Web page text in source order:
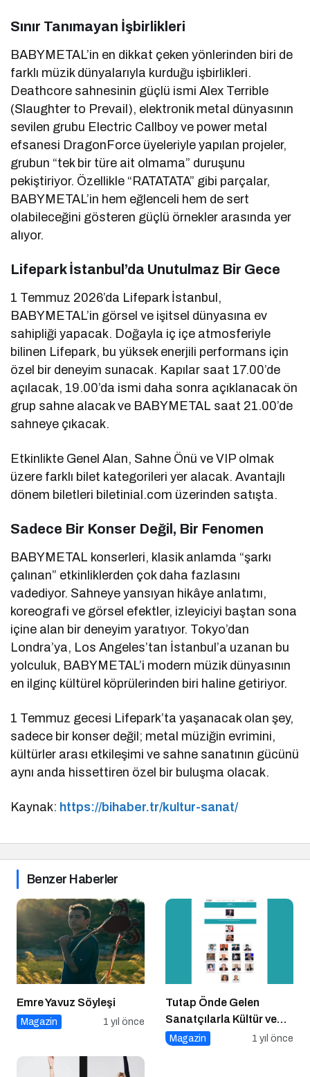
Sınır Tanımayan İşbirlikleri
BABYMETAL’in en dikkat çeken yönlerinden biri de
farklı müzik dünyalarıyla kurduğu işbirlikleri.
Deathcore sahnesinin güçlü ismi Alex Terrible
(Slaughter to Prevail), elektronik metal dünyasının
sevilen grubu Electric Callboy ve power metal
efsanesi DragonForce üyeleriyle yapılan projeler,
grubun “tek bir türe ait olmama” duruşunu
pekiştiriyor. Özellikle “RATATATA” gibi parçalar,
BABYMETAL’in hem eğlenceli hem de sert
olabileceğini gösteren güçlü örnekler arasında yer
alıyor.
Lifepark İstanbul’da Unutulmaz Bir Gece
1 Temmuz 2026’da Lifepark İstanbul,
BABYMETAL’in görsel ve işitsel dünyasına ev
sahipliği yapacak. Doğayla iç içe atmosferiyle
bilinen Lifepark, bu yüksek enerjili performans için
özel bir deneyim sunacak. Kapılar saat 17.00’de
açılacak, 19.00’da ismi daha sonra açıklanacak ön
grup sahne alacak ve BABYMETAL saat 21.00’de
sahneye çıkacak.
Etkinlikte Genel Alan, Sahne Önü ve VIP olmak
üzere farklı bilet kategorileri yer alacak. Avantajlı
dönem biletleri biletinial.com üzerinden satışta.
Sadece Bir Konser Değil, Bir Fenomen
BABYMETAL konserleri, klasik anlamda “şarkı
çalınan” etkinliklerden çok daha fazlasını
vadediyor. Sahneye yansıyan hikâye anlatımı,
koreografi ve görsel efektler, izleyiciyi baştan sona
içine alan bir deneyim yaratıyor. Tokyo’dan
Londra’ya, Los Angeles’tan İstanbul’a uzanan bu
yolculuk, BABYMETAL’i modern müzik dünyasının
en ilginç kültürel köprülerinden biri haline getiriyor.
1 Temmuz gecesi Lifepark’ta yaşanacak olan şey,
sadece bir konser değil; metal müziğin evrimini,
kültürler arası etkileşimi ve sahne sanatının gücünü
aynı anda hissettiren özel bir buluşma olacak.
Kaynak: https://bihaber.tr/kultur-sanat/
Benzer Haberler
Emre Yavuz Söyleşi
Magazin 1 yıl önce
Tutap Önde Gelen
Sanatçılarla Kültür ve
Sanat Yolucluğuna
Magazin 1 yıl önce